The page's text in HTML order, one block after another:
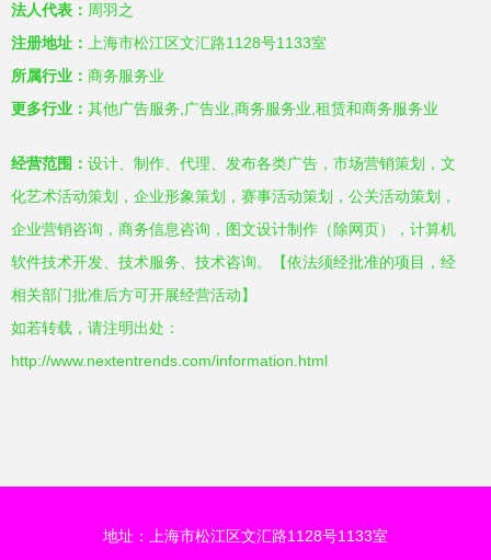
法人代表： 周羽之
注册地址：
上海市松江区文汇路1128号1133室
所属行业： 商务服务业
更多行业： 其他广告服务,广告业,商务服务业,租赁和商务服务业
经营范围： 设计、制作、代理、发布各类广告，市场营销策划，文
化艺术活动策划，企业形象策划，赛事活动策划，公关活动策划，
企业营销咨询，商务信息咨询，图文设计制作（除网页），计算机
软件技术开发、技术服务、技术咨询。【依法须经批准的项目，经
相关部门批准后方可开展经营活动】
如若转载，请注明出处：
http://www.nextentrends.com/information.html
地址：上海市松江区文汇路1128号1133室